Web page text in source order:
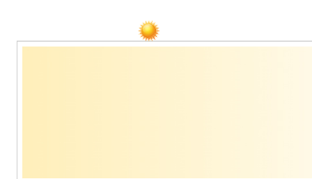
Содержимое